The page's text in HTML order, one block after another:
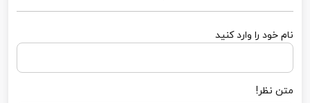
نام خود را وارد کنید
متن نظر!